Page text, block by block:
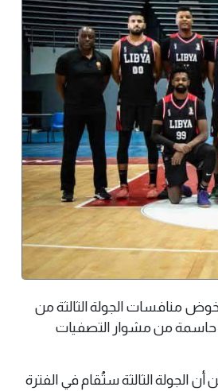
السلة لخوض منافسات الجولة الثالثة من
كأس العالم 2027، في إطار مرحلة حاسمة من مشوار التصفيات
أن الجولة الثالثة ستُقام في الفترة